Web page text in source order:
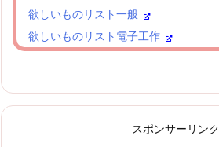
欲しいものリスト一般
欲しいものリスト電子工作
スポンサーリンク